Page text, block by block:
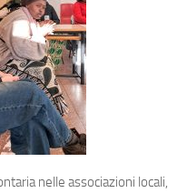
nelle associazioni locali,